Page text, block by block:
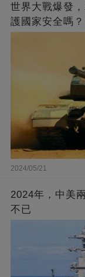
世界大戰爆發
護國家安全嗎？
2024/05/21
2024年，中美
不已